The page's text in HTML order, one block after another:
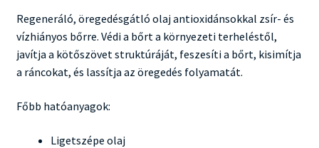
Regeneráló, öregedésgátló olaj antioxidánsokkal zsír- és
vízhiányos bőrre. Védi a bőrt a környezeti terheléstől,
javítja a kötőszövet struktúráját, feszesíti a bőrt, kisimítja
a ráncokat, és lassítja az öregedés folyamatát.
Főbb hatóanyagok:
Ligetszépe olaj